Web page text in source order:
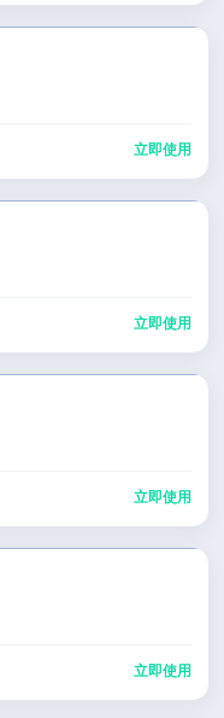
立即使用
立即使用
立即使用
立即使用